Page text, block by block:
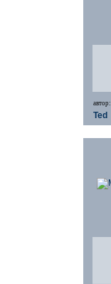
автор:
Ted